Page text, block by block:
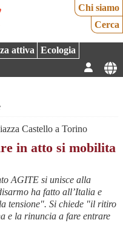
Chi siamo
Cerca
attiva
Ecologia
Castello a Torino
in atto si mobilita
AGITE si unisce alla
ha fatto all’Italia e
tensione". Si chiede "il ritiro
e la rinuncia a fare entrare